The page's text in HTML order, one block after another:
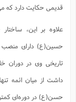
قدیمی حکایت دارد که
علاوه بر این،
حسین(ع) دارای منصب
تاریخی وی در دوران
حسن(ع) در دوره‌ای کمتر از 7 ماه حکومت